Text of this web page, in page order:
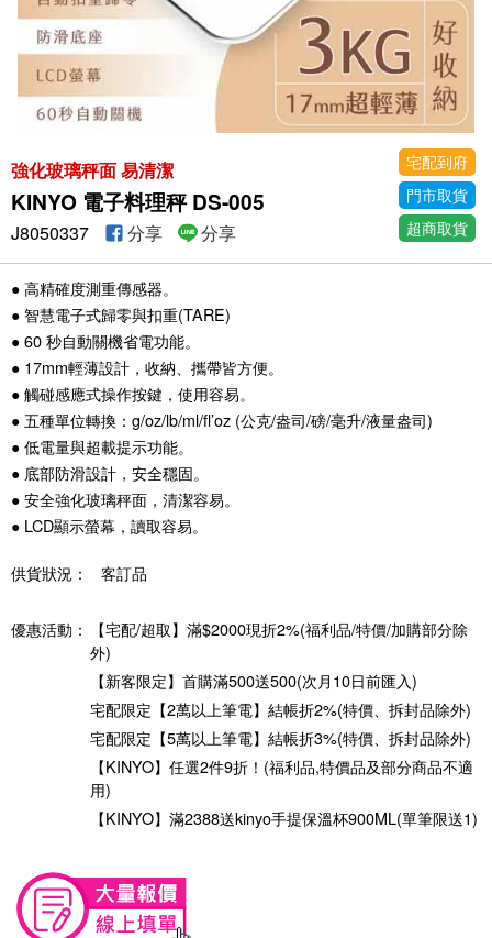
強化玻璃秤面 易清潔
KINYO 電子料理秤 DS-005
宅配到府
門市取貨
超商取貨
J8050337 分享 分享
● 高精確度測重傳感器。
● 智慧電子式歸零與扣重(TARE)
● 60 秒自動關機省電功能。
● 17mm輕薄設計，收納、攜帶皆方便。
● 觸碰感應式操作按鍵，使用容易。
● 五種單位轉換：g/oz/lb/ml/fl’oz (公克/盎司/磅/毫升/液量盎司)
● 低電量與超載提示功能。
● 底部防滑設計，安全穩固。
● 安全強化玻璃秤面，清潔容易。
● LCD顯示螢幕，讀取容易。
供貨狀況： 客訂品
優惠活動：
【宅配/超取】滿$2000現折2%(福利品/特價/加購部分除
外)
【新客限定】首購滿500送500(次月10日前匯入)
宅配限定【2萬以上筆電】結帳折2%(特價、拆封品除外)
宅配限定【5萬以上筆電】結帳折3%(特價、拆封品除外)
【KINYO】任選2件9折！(福利品,特價品及部分商品不適
用)
【KINYO】滿2388送kinyo手提保溫杯900ML(單筆限送1)